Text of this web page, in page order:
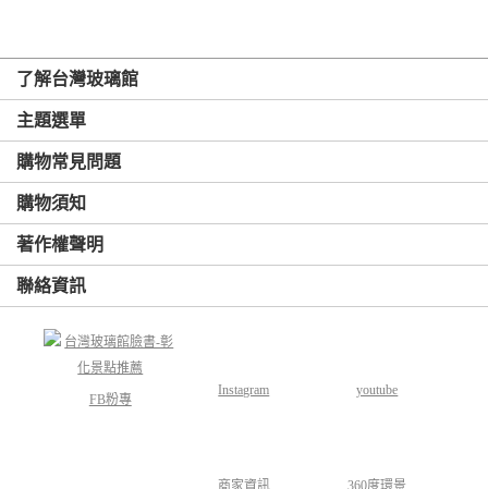
了解台灣玻璃館
主題選單
購物常見問題
購物須知
著作權聲明
聯絡資訊
FB粉專
Instagram youtube
商家資訊 360度環景